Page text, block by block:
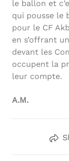
le ballon et
qui pousse le
pour le CF
en s’offrant
devant les
occupent la
leur compte.
A.M.